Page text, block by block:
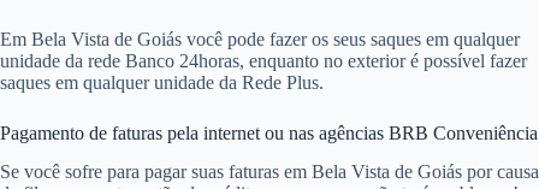
Em Bela Vista de Goiás você pode fazer os seus saques em qualquer
unidade da rede Banco 24horas, enquanto no exterior é possível fazer
saques em qualquer unidade da Rede Plus.
Pagamento de faturas pela internet ou nas agências BRB Conveniência
Se você sofre para pagar suas faturas em Bela Vista de Goiás por causa